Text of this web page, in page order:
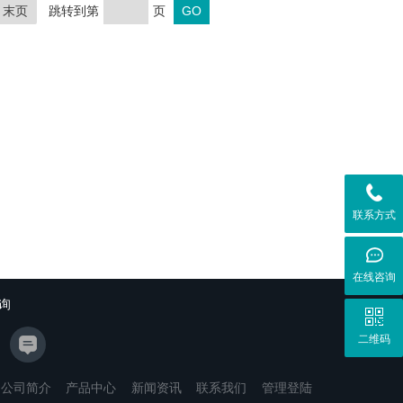
末页 跳转到第 页
公司简介 产品中心 新闻资讯 联系我们 管理登陆
联系方式
在线咨询
二维码